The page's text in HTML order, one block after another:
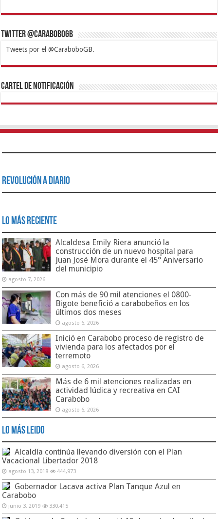
Twitter @CaraboboGB
Tweets por el @CaraboboGB.
1xbetBetturkeyBetistKralbetSupertotobetTipobetMatadorbetMariobet
https://mvbcasino.com/
Cartel de Notificación
Revolución a Diario
Lo Más Reciente
Alcaldesa Emily Riera anunció la
construcción de un nuevo hospital para
Juan José Mora durante el 45° Aniversario
del municipio
agosto 7, 2026
Con más de 90 mil atenciones el 0800-
Bigote benefició a carabobeños en los
últimos dos meses
agosto 6, 2026
Inició en Carabobo proceso de registro de
vivienda para los afectados por el
terremoto
agosto 6, 2026
Más de 6 mil atenciones realizadas en
actividad lúdica y recreativa en CAI
Carabobo
agosto 6, 2026
Lo Más Leido
Alcaldía continúa llevando diversión con el Plan
Vacacional Libertador 2018
agosto 13, 2018 444,973
Gobernador Lacava activa Plan Tanque Azul en
Carabobo
junio 3, 2019 330,415